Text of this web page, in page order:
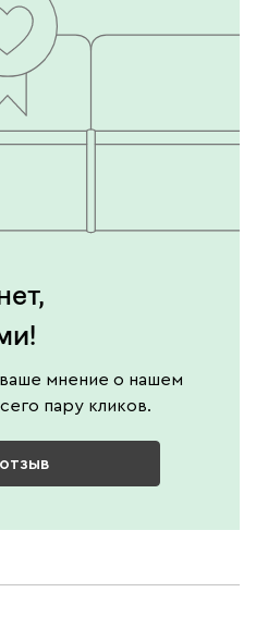
мнение о нашем
пару кликов.